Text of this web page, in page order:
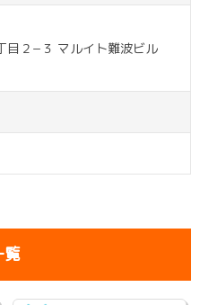
目２−３ マルイト難波ビル
覧